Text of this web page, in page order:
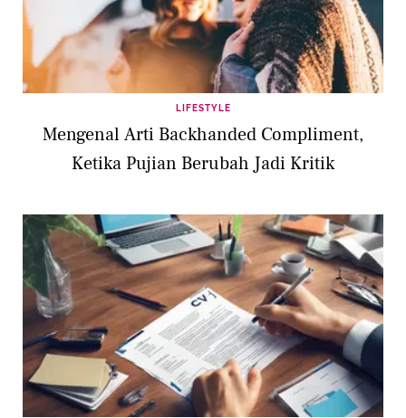
LIFESTYLE
Mengenal Arti Backhanded Compliment,
Ketika Pujian Berubah Jadi Kritik